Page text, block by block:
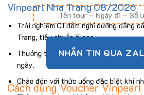
NHẮN TIN QUA
Vinpearl Nha Trang 08/2026
Trải nghiệm 01 đêm nghỉ dưỡng đẳng
Trang, tiêu chuẩn 5 sao.
Thưởng thức bữa sáng Buffet với hơn
ngày.
Chào đón với thức uống đặc biệt khi
Cách dùng Voucher